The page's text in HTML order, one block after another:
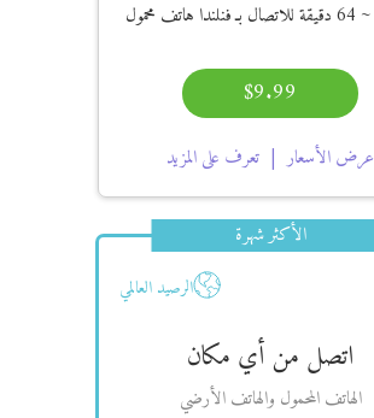
~ 64 دقيقة للاتصال بـ فنلندا هاتف محمول
$9.99
عرض الأسعار تعرف على المزيد
الأكثر شهرة
الرصيد العالمي
اتصل من أي مكان
الهاتف المحمول والهاتف الأرضي